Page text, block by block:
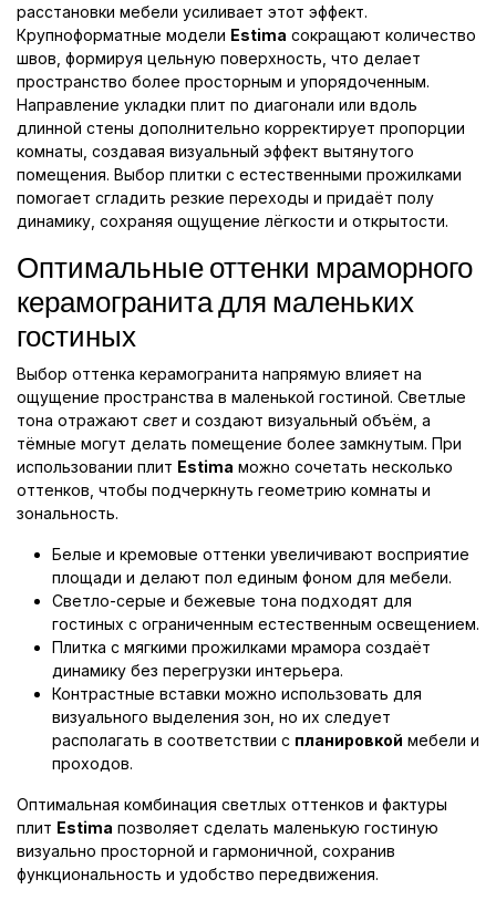
расстановки мебели усиливает этот эффект.
Крупноформатные модели Estima сокращают количество
швов, формируя цельную поверхность, что делает
пространство более просторным и упорядоченным.
Направление укладки плит по диагонали или вдоль
длинной стены дополнительно корректирует пропорции
комнаты, создавая визуальный эффект вытянутого
помещения. Выбор плитки с естественными прожилками
помогает сгладить резкие переходы и придаёт полу
динамику, сохраняя ощущение лёгкости и открытости.
Оптимальные оттенки мраморного
керамогранита для маленьких
гостиных
Выбор оттенка керамогранита напрямую влияет на
ощущение пространства в маленькой гостиной. Светлые
тона отражают свет и создают визуальный объём, а
тёмные могут делать помещение более замкнутым. При
использовании плит Estima можно сочетать несколько
оттенков, чтобы подчеркнуть геометрию комнаты и
зональность.
Белые и кремовые оттенки увеличивают восприятие
площади и делают пол единым фоном для мебели.
Светло-серые и бежевые тона подходят для
гостиных с ограниченным естественным освещением.
Плитка с мягкими прожилками мрамора создаёт
динамику без перегрузки интерьера.
Контрастные вставки можно использовать для
визуального выделения зон, но их следует
располагать в соответствии с планировкой мебели и
проходов.
Оптимальная комбинация светлых оттенков и фактуры
плит Estima позволяет сделать маленькую гостиную
визуально просторной и гармоничной, сохранив
функциональность и удобство передвижения.